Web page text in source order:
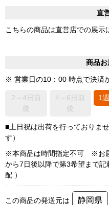
直
こちらの商品は直営店での展示
商品
※ 営業日の10：00 時点で決済
2～4日前
後
4～6日前
後
1
■土日祝は出荷を行っておりま
す）
※本商品は時間指定不可 ※お
から7日後以降で第3希望まで
配 ）
この商品の発送元は 静岡県